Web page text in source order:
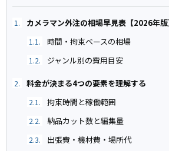
1. カメラマン外注の相場早見表【2026年版
1.1. 時間・拘束ベースの相場
1.2. ジャンル別の費用目安
2. 料金が決まる4つの要素を理解する
2.1. 拘束時間と稼働範囲
2.2. 納品カット数と編集量
2.3. 出張費・機材費・場所代